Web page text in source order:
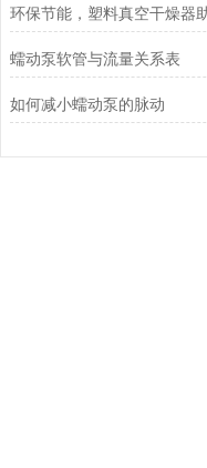
蠕动泵软管与流量关系表
如何减小蠕动泵的脉动